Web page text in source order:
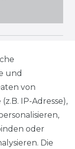
und
von
IP-Adresse),
oder
Die